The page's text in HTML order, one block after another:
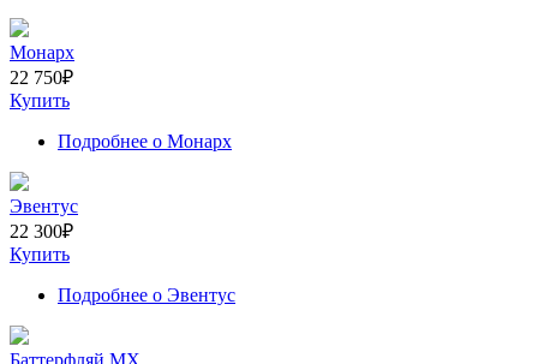
Монарх
22 750₽
Купить
Подробнее о Монарх
Эвентус
22 300₽
Купить
Подробнее о Эвентус
Баттерфляй МХ